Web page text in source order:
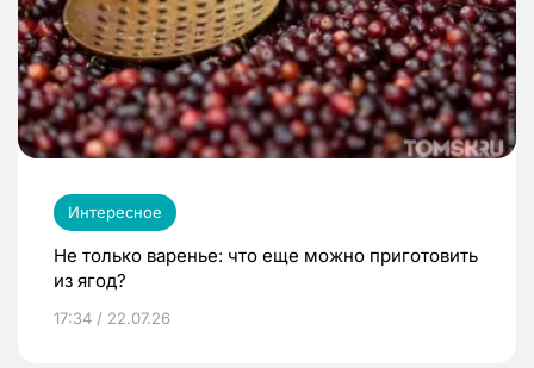
Интересное
Не только варенье: что еще можно приготовить
из ягод?
17:34 / 22.07.26